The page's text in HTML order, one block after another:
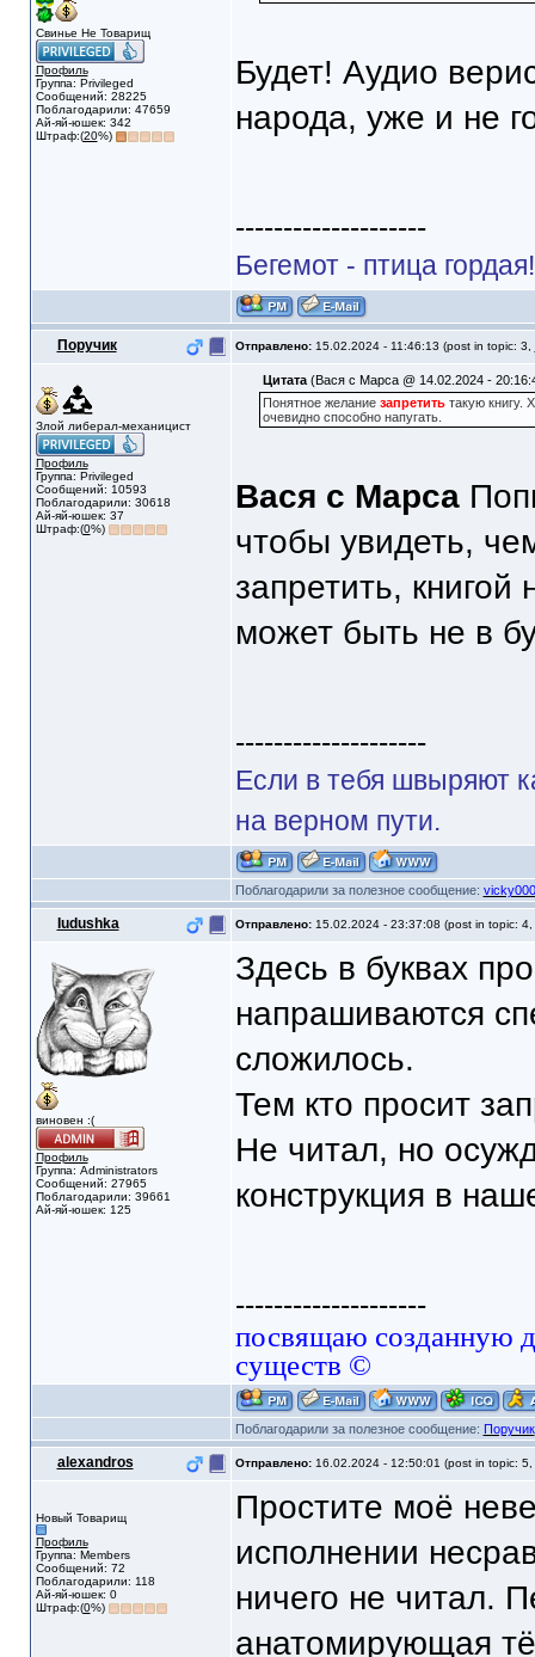
Свинье Не Товарищ
Профиль
Группа: Privileged
Сообщений: 28225
Поблагодарили: 47659
Ай-яй-юшек: 342
Штраф:(20%)
Будет! Аудио
народа, уже и не
--------------------
Бегемот - птица
Поручик Отправлено: 15.02.2024 - 11:46:13 (post in topic: 3,
Злой либерал-механицист
Профиль
Группа: Privileged
Сообщений: 10593
Поблагодарили: 30618
Ай-яй-юшек: 37
Штраф:(0%)
Цитата(Вася с Марса @ 14.02.2024 -
Понятное желание запретитьтакую книгу.
очевидно способно напугать.
Вася с Марса
чтобы увидеть,
запретить, книгой
может быть не в
--------------------
Если в тебя швыряют
на верном пути.
Поблагодарили за полезное сообщение:
Iudushka Отправлено: 15.02.2024 - 23:37:08 (post in topic: 4,
виновен :(
Профиль
Группа: Administrators
Сообщений: 27965
Поблагодарили: 39661
Ай-яй-юшек: 125
Здесь в буквах
напрашиваются
сложилось.
Тем кто просит
Не читал, но
конструкция в
--------------------
посвящаю созданную
существ ©
Поблагодарили за полезное сообщение: Поручик
alexandros Отправлено: 16.02.2024 - 12:50:01 (post in topic: 5,
Новый Товарищ
Профиль
Группа: Members
Сообщений: 72
Поблагодарили: 118
Ай-яй-юшек: 0
Штраф:(0%)
Простите моё
исполнении
ничего не читал.
анатомирующая